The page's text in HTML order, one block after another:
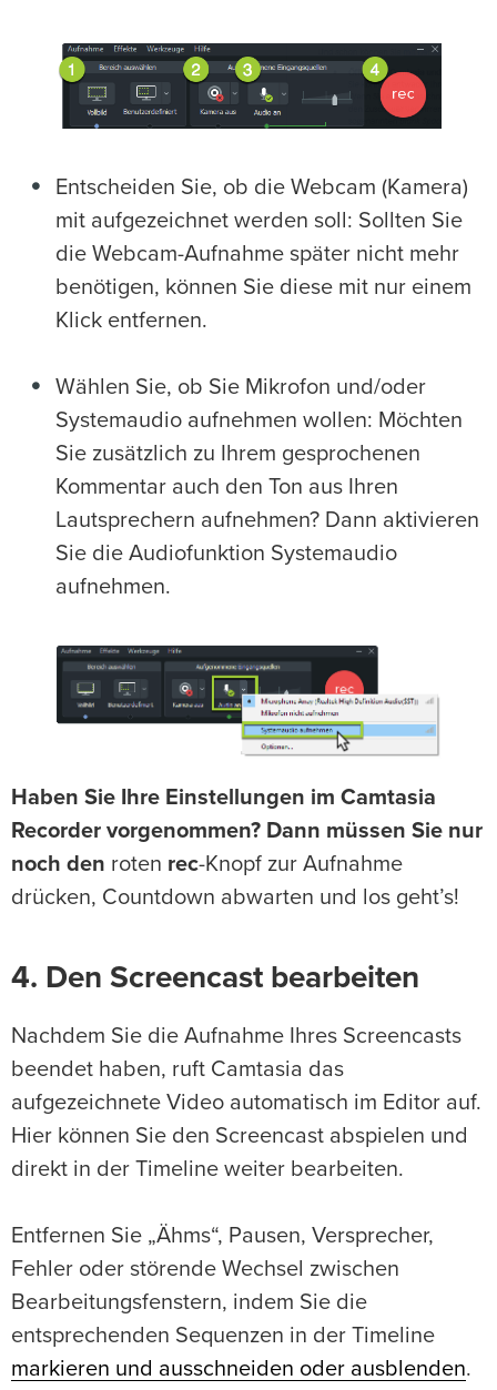
Entscheiden Sie, ob die Webcam (Kamera)
mit aufgezeichnet werden soll: Sollten Sie
die Webcam-Aufnahme später nicht mehr
benötigen, können Sie diese mit nur einem
Klick entfernen.
Wählen Sie, ob Sie Mikrofon und/oder
Systemaudio aufnehmen wollen: Möchten
Sie zusätzlich zu Ihrem gesprochenen
Kommentar auch den Ton aus Ihren
Lautsprechern aufnehmen? Dann aktivieren
Sie die Audiofunktion Systemaudio
aufnehmen.
Haben Sie Ihre Einstellungen im Camtasia
Recorder vorgenommen? Dann müssen Sie nur
noch den roten rec-Knopf zur Aufnahme
drücken, Countdown abwarten und los geht’s!
4. Den Screencast bearbeiten
Nachdem Sie die Aufnahme Ihres Screencasts
beendet haben, ruft Camtasia das
aufgezeichnete Video automatisch im Editor auf.
Hier können Sie den Screencast abspielen und
direkt in der Timeline weiter bearbeiten.
Entfernen Sie „Ähms“, Pausen, Versprecher,
Fehler oder störende Wechsel zwischen
Bearbeitungsfenstern, indem Sie die
entsprechenden Sequenzen in der Timeline
markieren und ausschneiden oder ausblenden.